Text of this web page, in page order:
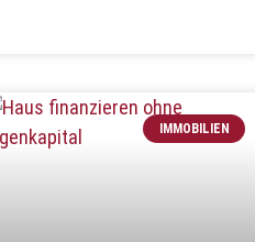
IMMOBILIEN